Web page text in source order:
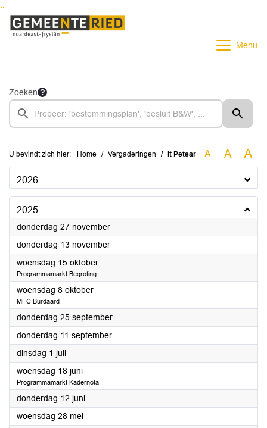
Menu
Zoeken
U bevindt zich hier: Home Vergaderingen It Petear A A A
2026
2025
donderdag 27 november2025
donderdag 13 november2025
woensdag 15 oktober2025
Programmamarkt Begroting
woensdag 8 oktober2025
MFC Burdaard
donderdag 25 september2025
donderdag 11 september2025
dinsdag 1 juli2025
woensdag 18 juni2025
Programmamarkt Kadernota
donderdag 12 juni2025
woensdag 28 mei2025